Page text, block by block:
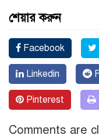
শেয়ার করুন
Facebook
Linkedin
Pinterest
Comments are